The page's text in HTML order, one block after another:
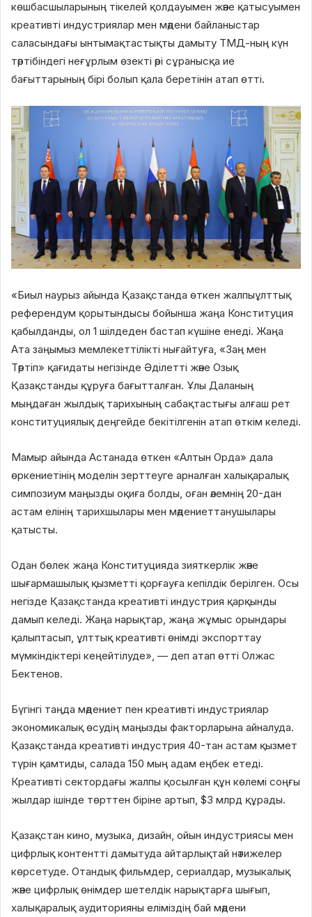
көшбасшыларының тікелей қолдауымен және қатысуымен
креативті индустриялар мен мәдени байланыстар
саласындағы ынтымақтастықты дамыту ТМД-ның күн
тәртібіндегі неғұрлым өзекті әрі сұранысқа ие
бағыттарының бірі болып қала беретінін атап өтті.
«Биыл наурыз айында Қазақстанда өткен жалпыұлттық
референдум қорытындысы бойынша жаңа Конституция
қабылданды, ол 1 шілдеден бастап күшіне енеді. Жаңа
Ата заңымыз мемлекеттілікті нығайтуға, «Заң мен
Тәртіп» қағидаты негізінде Әділетті және Озық
Қазақстанды құруға бағытталған. Ұлы Даланың
мыңдаған жылдық тарихының сабақтастығы алғаш рет
конституциялық деңгейде бекітілгенін атап өткім келеді.
Мамыр айында Астанада өткен «Алтын Орда» дала
өркениетінің моделін зерттеуге арналған халықаралық
симпозиум маңызды оқиға болды, оған әлемнің 20-дан
астам елінің тарихшылары мен мәдениеттанушылары
қатысты.
Одан бөлек жаңа Конституцияда зияткерлік және
шығармашылық қызметті қорғауға кепілдік берілген. Осы
негізде Қазақстанда креативті индустрия қарқынды
дамып келеді. Жаңа нарықтар, жаңа жұмыс орындары
қалыптасып, ұлттық креативті өнімді экспорттау
мүмкіндіктері кеңейтілуде», — деп атап өтті Олжас
Бектенов.
Бүгінгі таңда мәдениет пен креативті индустриялар
экономикалық өсудің маңызды факторларына айналуда.
Қазақстанда креативті индустрия 40-тан астам қызмет
түрін қамтиды, салада 150 мың адам еңбек етеді.
Креативті сектордағы жалпы қосылған құн көлемі соңғы
жылдар ішінде төрттен біріне артып, $3 млрд құрады.
Қазақстан кино, музыка, дизайн, ойын индустриясы мен
цифрлық контентті дамытуда айтарлықтай нәтижелер
көрсетуде. Отандық фильмдер, сериалдар, музыкалық
және цифрлық өнімдер шетелдік нарықтарға шығып,
халықаралық аудиторияны еліміздің бай мәдени